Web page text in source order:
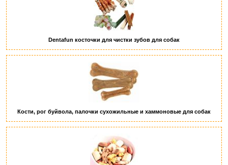
Dentafun косточки для чистки зубов для собак
Кости, рог буйвола, палочки сухожильные и хаммоновые для собак